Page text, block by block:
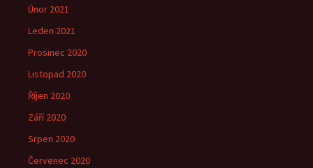
Únor 2021
Leden 2021
Prosinec 2020
Listopad 2020
Říjen 2020
Září 2020
Srpen 2020
Červenec 2020